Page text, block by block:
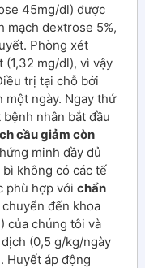
45mg/dl) được
dextrose 5%,
Phòng xét
(1,32 mg/dl), vì vậy
trị tại chỗ bởi
một ngày. Ngay thứ
nhân bắt đầu
cầu giảm còn
minh đầy đủ
không có các tế
phù hợp với chẩn
đến khoa
của chúng tôi và
(0,5 g/kg/ngày
Huyết áp động